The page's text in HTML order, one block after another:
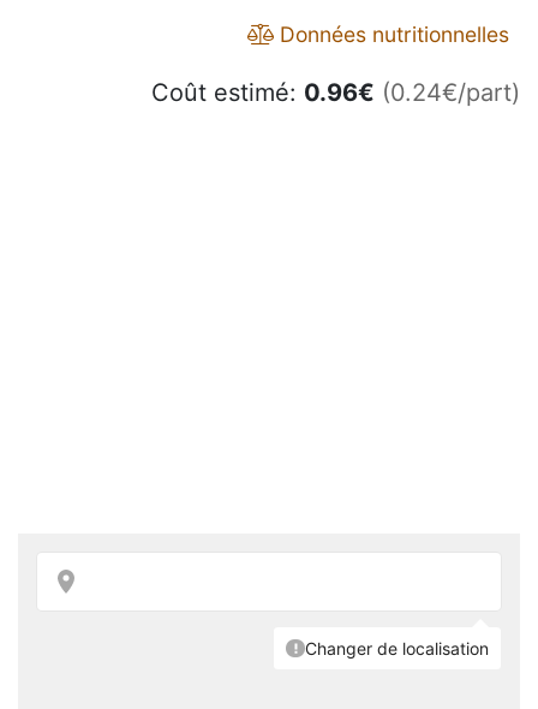
Données nutritionnelles
Coût estimé: 0.96€ (0.24€/part)